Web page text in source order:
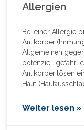
Allergien
Bei einer Allergie
Antikörper
Allgemeinen
potenziell
Antikörper lösen
Haut
Weiter lesen »